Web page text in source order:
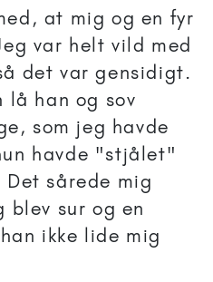
at mig og en fyr
var helt vild med
det var gensidigt.
han og sov
som jeg havde
havde "stjålet"
sårede mig
sur og en
ikke lide mig